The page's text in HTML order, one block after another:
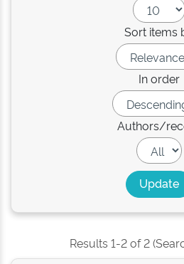
Sort items
In order
Authors/
Results 1-2 of 2